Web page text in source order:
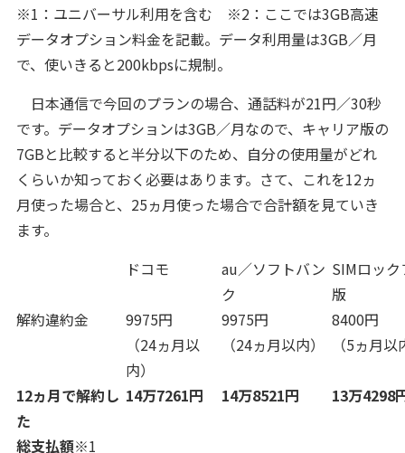
※1：ユニバーサル利用を含む ※2：ここでは3GB高速
データオプション料金を記載。データ利用量は3GB／月
で、使いきると200kbpsに規制。
日本通信で今回のプランの場合、通話料が21円／30秒
です。データオプションは3GB／月なので、キャリア版の
7GBと比較すると半分以下のため、自分の使用量がどれ
くらいか知っておく必要はあります。さて、これを12ヵ
月使った場合と、25ヵ月使った場合で合計額を見ていき
ます。
ドコモ
au／ソフトバン
ク
SIMロッ
版
解約違約金
9975円
（24ヵ月以
内）
9975円
（24ヵ月以内）
8400円
（5ヵ月以
12ヵ月で解約し
た
総支払額※1
14万7261円 14万8521円 13万4298